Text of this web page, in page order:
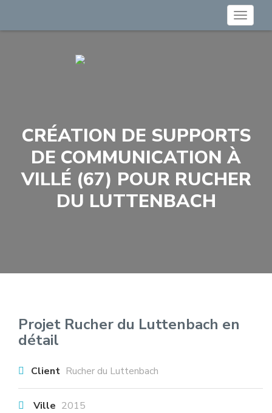
Toggle
CRÉATION DE SUPPORTS
DE COMMUNICATION À
VILLÉ (67) POUR RUCHER
DU LUTTENBACH
Projet Rucher du Luttenbach en
détail
Client Rucher du Luttenbach
Ville 2015